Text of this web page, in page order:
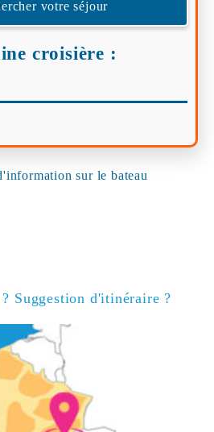
votre séjour
croisière :
sur le bateau
Suggestion d'itinéraire ?